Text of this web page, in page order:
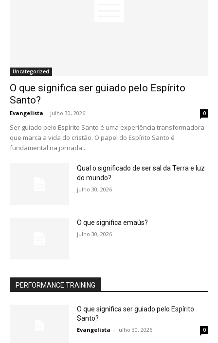
Uncategorized
O que significa ser guiado pelo Espírito
Santo?
Evangelista - julho 30, 2026 0
Ser guiado pelo Espírito Santo é uma experiência transformadora
que marca a vida do cristão. O papel do Espírito Santo é
fundamental na jornada...
Qual o significado de ser sal da Terra e luz
do mundo?
julho 30, 2026
O que significa emaús?
julho 30, 2026
PERFORMANCE TRAINING
O que significa ser guiado pelo Espírito
Santo?
Evangelista - julho 30, 2026 0